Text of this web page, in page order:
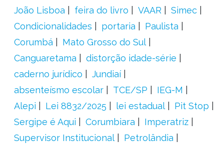
João Lisboa
feira do livro VAAR
Simec
Condicionalidades
portaria
Paulista
Corumbá
Mato Grosso do Sul
Canguaretama
distorção idade-série
caderno jurídico
Jundiaí
absenteísmo escolar
TCE/SP
IEG-M
Alepi
Lei 8832/2025 lei estadual
Pit Stop
Sergipe é Aqui
Corumbiara
Imperatriz
Supervisor Institucional
Petrolândia